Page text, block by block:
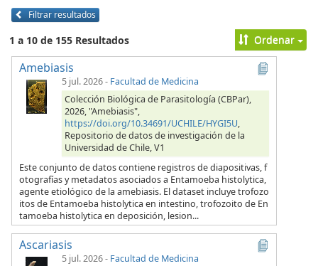
Filtrar resultados
1 a 10 de 155 Resultados Ordenar
Amebiasis
5 jul. 2026- Facultad de Medicina
Colección Biológica de Parasitología (CBPar),
2026, "Amebiasis",
https://doi.org/10.34691/UCHILE/HYGI5U,
Repositorio de datos de investigación de la
Universidad de Chile, V1
Este conjunto de datos contiene registros de diapositivas, f
otografías y metadatos asociados a Entamoeba histolytica,
agente etiológico de la amebiasis. El dataset incluye trofozo
itos de Entamoeba histolytica en intestino, trofozoito de En
tamoeba histolytica en deposición, lesion...
Ascariasis
5 jul. 2026- Facultad de Medicina